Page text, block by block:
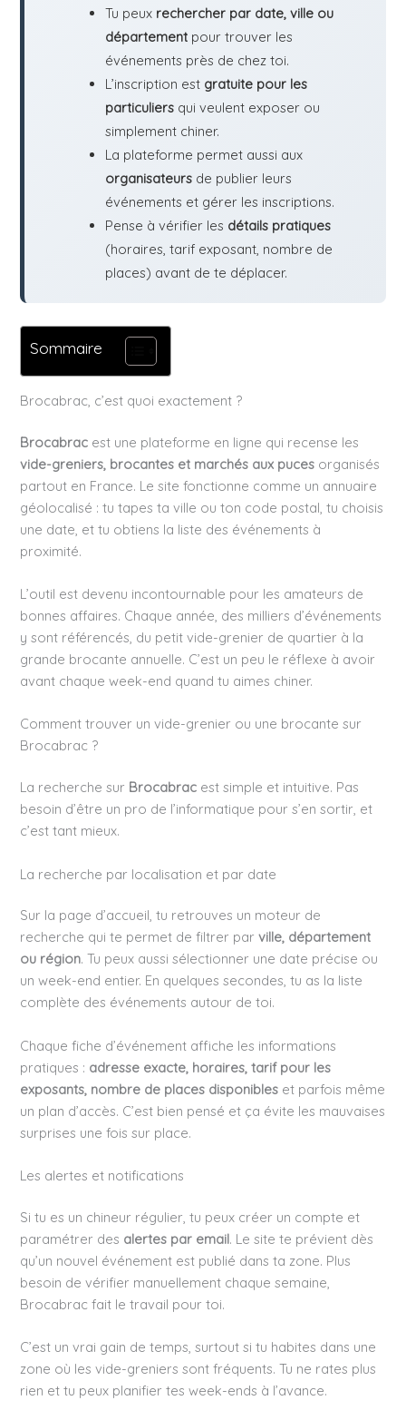
Tu peux rechercher par date, ville ou
département pour trouver les
événements près de chez toi.
L’inscription est gratuite pour les
particuliers qui veulent exposer ou
simplement chiner.
La plateforme permet aussi aux
organisateurs de publier leurs
événements et gérer les inscriptions.
Pense à vérifier les détails pratiques
(horaires, tarif exposant, nombre de
places) avant de te déplacer.
Sommaire
Brocabrac, c’est quoi exactement ?
Brocabrac est une plateforme en ligne qui recense les
vide-greniers, brocantes et marchés aux puces organisés
partout en France. Le site fonctionne comme un annuaire
géolocalisé : tu tapes ta ville ou ton code postal, tu choisis
une date, et tu obtiens la liste des événements à
proximité.
L’outil est devenu incontournable pour les amateurs de
bonnes affaires. Chaque année, des milliers d’événements
y sont référencés, du petit vide-grenier de quartier à la
grande brocante annuelle. C’est un peu le réflexe à avoir
avant chaque week-end quand tu aimes chiner.
Comment trouver un vide-grenier ou une brocante sur
Brocabrac ?
La recherche sur Brocabrac est simple et intuitive. Pas
besoin d’être un pro de l’informatique pour s’en sortir, et
c’est tant mieux.
La recherche par localisation et par date
Sur la page d’accueil, tu retrouves un moteur de
recherche qui te permet de filtrer parville, département
ou région. Tu peux aussi sélectionner une date précise ou
un week-end entier. En quelques secondes, tu as la liste
complète des événements autour de toi.
Chaque fiche d’événement affiche les informations
pratiques : adresse exacte, horaires, tarif pour les
exposants, nombre de places disponibles et parfois même
un plan d’accès. C’est bien pensé et ça évite les mauvaises
surprises une fois sur place.
Les alertes et notifications
Si tu es un chineur régulier, tu peux créer un compte et
paramétrer des alertes par email. Le site te prévient dès
qu’un nouvel événement est publié dans ta zone. Plus
besoin de vérifier manuellement chaque semaine,
Brocabrac fait le travail pour toi.
C’est un vrai gain de temps, surtout si tu habites dans une
zone où les vide-greniers sont fréquents. Tu ne rates plus
rien et tu peux planifier tes week-ends à l’avance.